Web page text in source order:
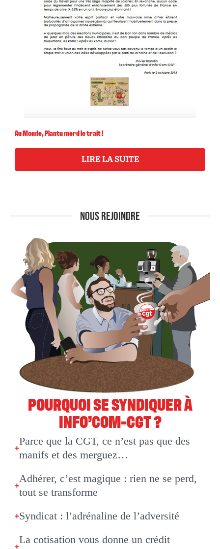
Au Monde, Plantu mord le trait !
LIRE LA SUITE
NOUS REJOINDRE
POURQUOI SE SYNDIQUER À
INFO’COM-CGT ?
Parce que la CGT, ce n’est pas que des
manifs et des merguez…
Adhérer, c’est magique : rien ne se perd,
tout se transforme
Syndicat : l’adrénaline de l’adversité
La cotisation vous donne un crédit